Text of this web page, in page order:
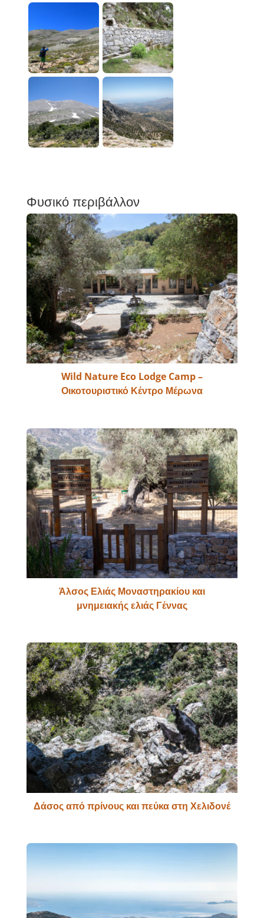
Φυσικό περιβάλλον
Wild Nature Eco Lodge Camp –
Οικοτουριστικό Κέντρο Μέρωνα
Άλσος Ελιάς Μοναστηρακίου και
μνημειακής ελιάς Γέννας
Δάσος από πρίνους και πεύκα στη Χελιδονέ